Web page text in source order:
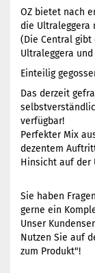
OZ bietet nach
die Ultraleggera
(Die Central
Ultraleggera und
Einteilig
Das derzeit
verfügbar!
Perfekter Mix
dezentem
Hinsicht auf der
Sie haben
gerne ein
Unser
Nutzen Sie auf
zum Produkt"!